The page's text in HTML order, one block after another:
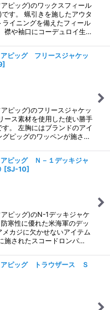
ピッグ)のワックスフィール
す。 蝋引きを施したアウタ
ライニングを備えたフィール
襟や袖口にコーデュロイ生…
アピッグ フリースジャケッ
]
ピッグ)のフリースジャケッ
ース素材を使用した使い勝手
。 左胸にはブランドのアイ
グピッグのワッペンが施さ…
アピッグ Ｎ－１デッキジャ
[SJ-10]
ピッグ)のN-1デッキジャケ
寒性に優れた米海軍のデッ
カジに欠かせないアイテム
施されたスコードロンパ…
アピッグ トラウザース Ｓ